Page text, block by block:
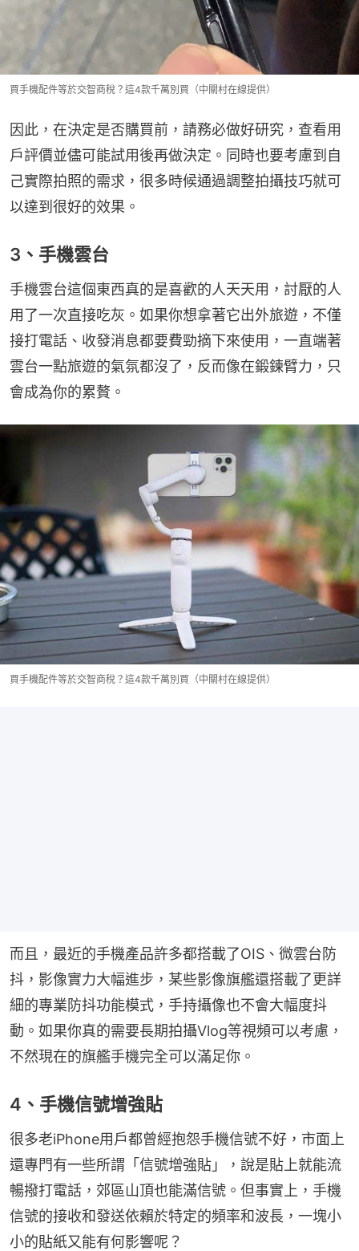
買手機配件等於交智商稅？這4款千萬別買（中關村在線提供）
因此，在決定是否購買前，請務必做好研究，查看用
戶評價並儘可能試用後再做決定。同時也要考慮到自
己實際拍照的需求，很多時候通過調整拍攝技巧就可
以達到很好的效果。
3、手機雲台
手機雲台這個東西真的是喜歡的人天天用，討厭的人
用了一次直接吃灰。如果你想拿著它出外旅遊，不僅
接打電話、收發消息都要費勁摘下來使用，一直端著
雲台一點旅遊的氣氛都沒了，反而像在鍛鍊臂力，只
會成為你的累贅。
買手機配件等於交智商稅？這4款千萬別買（中關村在線提供）
而且，最近的手機產品許多都搭載了OIS、微雲台防
抖，影像實力大幅進步，某些影像旗艦還搭載了更詳
細的專業防抖功能模式，手持攝像也不會大幅度抖
動。如果你真的需要長期拍攝Vlog等視頻可以考慮，
不然現在的旗艦手機完全可以滿足你。
4、手機信號增強貼
很多老iPhone用戶都曾經抱怨手機信號不好，市面上
還專門有一些所謂「信號增強貼」，說是貼上就能流
暢撥打電話，郊區山頂也能滿信號。但事實上，手機
信號的接收和發送依賴於特定的頻率和波長，一塊小
小的貼紙又能有何影響呢？